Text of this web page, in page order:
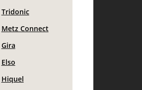
Tridonic
Metz Connect
Gira
Elso
Hiquel